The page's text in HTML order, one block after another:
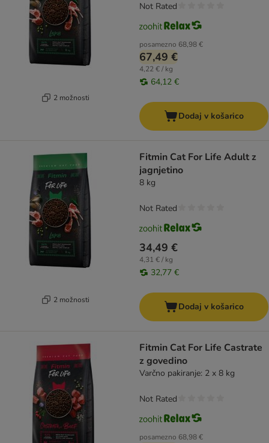
2 možnosti
posamezno 68,98 €
67,49 €
4,22 € / kg
64,12 €
Not Rated
Dodaj v košarico
2 možnosti
Fitmin Cat For Life Adult z
jagnjetino
8 kg
34,49 €
4,31 € / kg
32,77 €
Not Rated
Dodaj v košarico
Fitmin Cat For Life Castrate
z govedino
Varčno pakiranje: 2 x 8 kg
posamezno 68,98 €
Not Rated